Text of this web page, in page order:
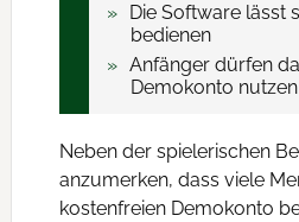
Die Software lässt
bedienen
Anfänger dürfen
Demokonto nutzen
Neben der spielerischen
anzumerken, dass viele
kostenfreien Demokonto